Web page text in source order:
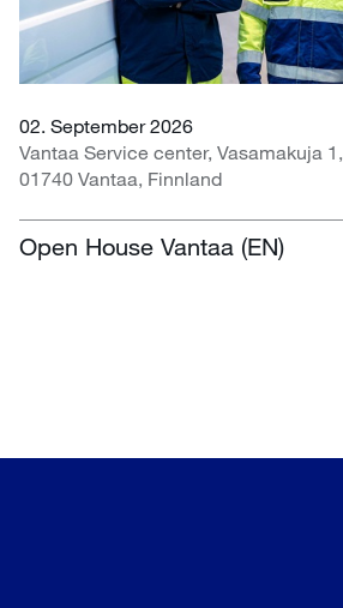
02. September 2026
Vantaa Service center, Vasamakuja 1,
01740 Vantaa, Finnland
Open House Vantaa (EN)